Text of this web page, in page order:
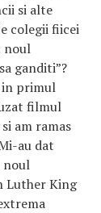
si alte
colegii fiicei
noul
ganditi”?
in primul
filmul
am ramas
au dat
noul
Luther King